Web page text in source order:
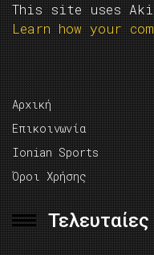
This site uses
Learn how your
Αρχική
Επικοινωνία
Ionian Sports
Όροι Χρήσης
Τελευταίες